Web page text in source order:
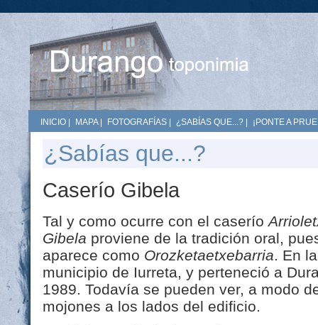
INICIO MAPA| FOTOGRAFÍAS ¿SABÍAS QUE...? ¡PONTE A
¿Sabías que...?
Caserío Gibela
Tal y como ocurre con el caserío
Gibela proviene de la tradición oral,
aparece como Orozketaetxebarria. En
municipio de Iurreta, y perteneció a
1989. Todavía se pueden ver, a modo
mojones a los lados del edificio.